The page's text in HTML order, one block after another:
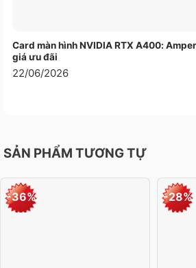
Card màn hình NVIDIA RTX A400:
giá ưu đãi
22/06/2026
SẢN PHẨM TƯƠNG TỰ
-36% -28%